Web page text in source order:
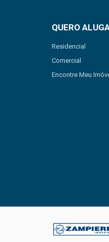
QUERO
Residencial
Comercial
Encontre Meu